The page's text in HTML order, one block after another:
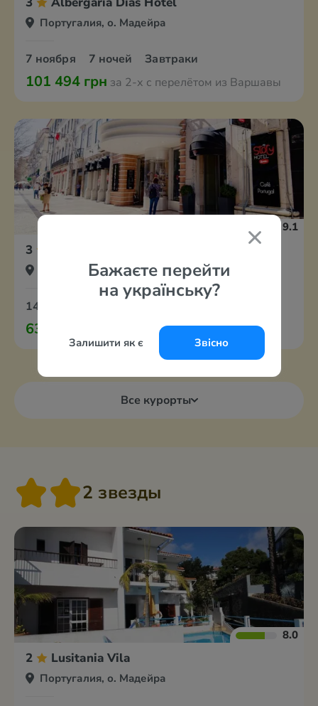
Бажаєте перейти
на українську?
Залишити як є Звісно
Португалия, о. Мадейра
7 ноября 7 ночей Завтраки
101 494 грн за 2-х с перелётом из Варшавы
9.1
3
Португалия, Лиссабон
14 ноября
63 721 грн за 2-х с перелётом из Варшавы
Все курорты
2 звезды
8.0
2 Lusitania Vila
Португалия, о. Мадейра